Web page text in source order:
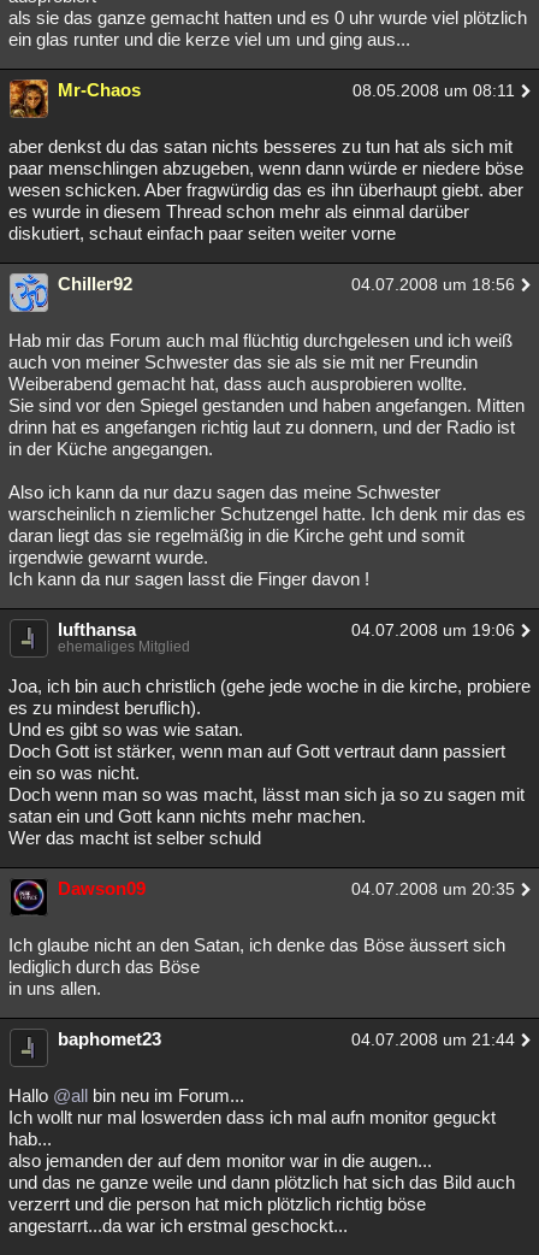
als sie das ganze gemacht hatten und es 0 uhr wurde viel plötzlich
ein glas runter und die kerze viel um und ging aus...
Mr-Chaos 08.05.2008 um 08:11
aber denkst du das satan nichts besseres zu tun hat als sich mit
paar menschlingen abzugeben, wenn dann würde er niedere böse
wesen schicken. Aber fragwürdig das es ihn überhaupt giebt. aber
es wurde in diesem Thread schon mehr als einmal darüber
diskutiert, schaut einfach paar seiten weiter vorne
Chiller92 04.07.2008 um 18:56
Hab mir das Forum auch mal flüchtig durchgelesen und ich weiß
auch von meiner Schwester das sie als sie mit ner Freundin
Weiberabend gemacht hat, dass auch ausprobieren wollte.
Sie sind vor den Spiegel gestanden und haben angefangen. Mitten
drinn hat es angefangen richtig laut zu donnern, und der Radio ist
in der Küche angegangen.
Also ich kann da nur dazu sagen das meine Schwester
warscheinlich n ziemlicher Schutzengel hatte. Ich denk mir das es
daran liegt das sie regelmäßig in die Kirche geht und somit
irgendwie gewarnt wurde.
Ich kann da nur sagen lasst die Finger davon !
lufthansa 04.07.2008 um 19:06
ehemaliges Mitglied
Joa, ich bin auch christlich (gehe jede woche in die kirche, probiere
es zu mindest beruflich).
Und es gibt so was wie satan.
Doch Gott ist stärker, wenn man auf Gott vertraut dann passiert
ein so was nicht.
Doch wenn man so was macht, lässt man sich ja so zu sagen mit
satan ein und Gott kann nichts mehr machen.
Wer das macht ist selber schuld
Dawson09 04.07.2008 um 20:35
Ich glaube nicht an den Satan, ich denke das Böse äussert sich
lediglich durch das Böse
in uns allen.
baphomet23 04.07.2008 um 21:44
Hallo @all bin neu im Forum...
Ich wollt nur mal loswerden dass ich mal aufn monitor geguckt
hab...
also jemanden der auf dem monitor war in die augen...
und das ne ganze weile und dann plötzlich hat sich das Bild auch
verzerrt und die person hat mich plötzlich richtig böse
angestarrt...da war ich erstmal geschockt...